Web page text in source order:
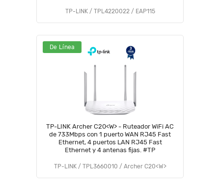
TP-LINK / TPL4220022 / EAP115
De Línea
TP-LINK Archer C20<W> - Ruteador WiFi AC
de 733Mbps con 1 puerto WAN RJ45 Fast
Ethernet, 4 puertos LAN RJ45 Fast
Ethernet y 4 antenas fijas. #TP
TP-LINK / TPL3660010 / Archer C20<W>